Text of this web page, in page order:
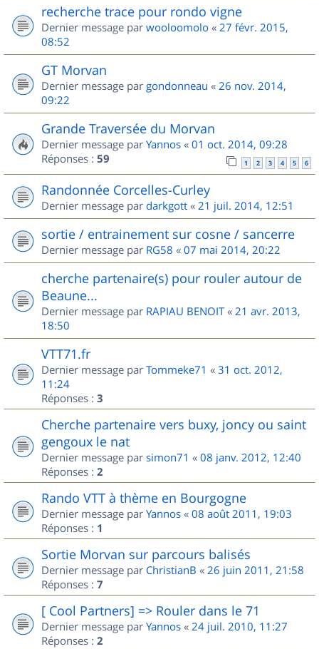
recherche trace pour rondo vigne
Dernier message par wooloomolo « 27 févr. 2015,
08:52
GT Morvan
Dernier message par gondonneau « 26 nov. 2014,
09:22
Grande Traversée du Morvan
Dernier message par Yannos « 01 oct. 2014, 09:28
Réponses : 59 1 2 3 4 5 6
Randonnée Corcelles-Curley
Dernier message par darkgott « 21 juil. 2014, 12:51
sortie / entrainement sur cosne / sancerre
Dernier message par RG58 « 07 mai 2014, 20:22
cherche partenaire(s) pour rouler autour de
Beaune...
Dernier message par RAPIAU BENOIT« 21 avr. 2013,
18:50
VTT71.fr
Dernier message par Tommeke71 « 31 oct. 2012,
11:24
Réponses : 3
Cherche partenaire vers buxy, joncy ou saint
gengoux le nat
Dernier message par simon71 « 08 janv. 2012, 12:40
Réponses : 2
Rando VTT à thème en Bourgogne
Dernier message par Yannos « 08 août 2011, 19:03
Réponses : 1
Sortie Morvan sur parcours balisés
Dernier message par ChristianB « 26 juin 2011, 21:58
Réponses : 7
[ Cool Partners] => Rouler dans le 71
Dernier message par Yannos « 24 juil. 2010, 11:27
Réponses : 2